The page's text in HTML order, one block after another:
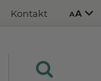
Kontakt